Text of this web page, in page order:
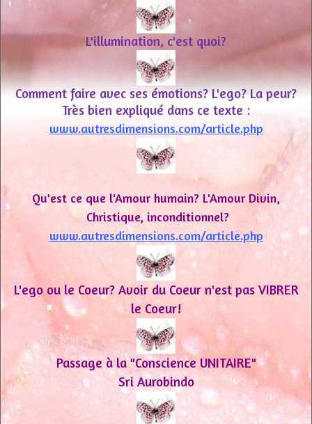
L'illumination, c'est quoi?
Comment faire avec ses émotions? L'ego? La peur?
Très bien expliqué dans ce texte :
www.autresdimensions.com/article.php
Qu'est ce que l'Amour humain? L'Amour Divin,
Christique, inconditionnel?
www.autresdimensions.com/article.php
L'ego ou le Coeur? Avoir du Coeur n'est pas VIBRER
le Coeur!
Passage à la "Conscience UNITAIRE"
Sri Aurobindo